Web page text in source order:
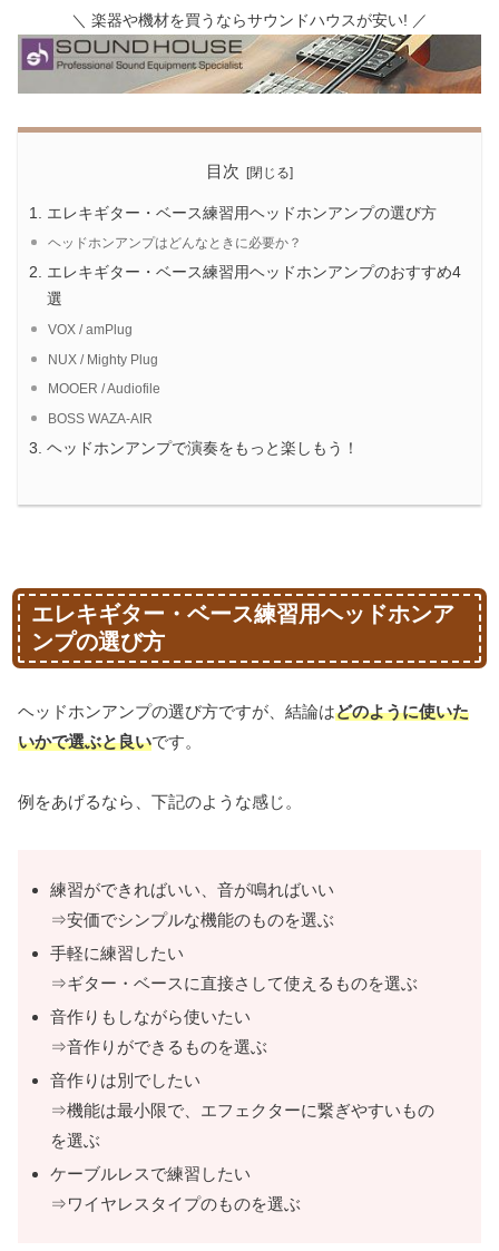
＼ 楽器や機材を買うならサウンドハウスが安い! ／
目次
エレキギター・ベース練習用ヘッドホンアンプの選び方
ヘッドホンアンプはどんなときに必要か？
エレキギター・ベース練習用ヘッドホンアンプのおすすめ4
選
VOX / amPlug
NUX / Mighty Plug
MOOER / Audiofile
BOSS WAZA-AIR
ヘッドホンアンプで演奏をもっと楽しもう！
エレキギター・ベース練習用ヘッドホンア
ンプの選び方
ヘッドホンアンプの選び方ですが、結論はどのように使いた
いかで選ぶと良いです。
例をあげるなら、下記のような感じ。
練習ができればいい、音が鳴ればいい
⇒安価でシンプルな機能のものを選ぶ
手軽に練習したい
⇒ギター・ベースに直接さして使えるものを選ぶ
音作りもしながら使いたい
⇒音作りができるものを選ぶ
音作りは別でしたい
⇒機能は最小限で、エフェクターに繋ぎやすいもの
を選ぶ
ケーブルレスで練習したい
⇒ワイヤレスタイプのものを選ぶ